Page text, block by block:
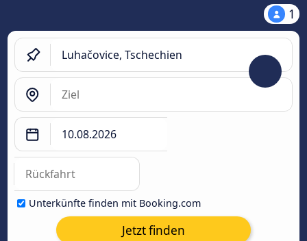
1
Unterkünfte finden mit Booking.com
Jetzt finden